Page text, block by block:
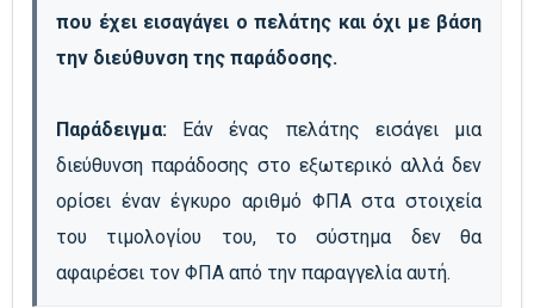
που έχει εισαγάγει ο πελάτης και όχι με βάση
την διεύθυνση της παράδοσης.
Παράδειγμα:
Εάν ένας πελάτης εισάγει μια
διεύθυνση παράδοσης στο εξωτερικό αλλά δεν
ορίσει έναν έγκυρο αριθμό ΦΠΑ στα στοιχεία
του τιμολογίου του, το σύστημα δεν θα
αφαιρέσει τον ΦΠΑ από την παραγγελία αυτή.